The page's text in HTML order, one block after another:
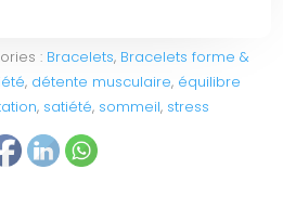
: Bracelets, Bracelets forme &
, détente musculaire, équilibre
, satiété, sommeil, stress